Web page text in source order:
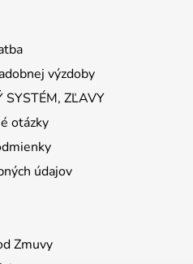
výzdoby
SYSTÉM, ZĽAVY
otázky
údajov
Zmuvy